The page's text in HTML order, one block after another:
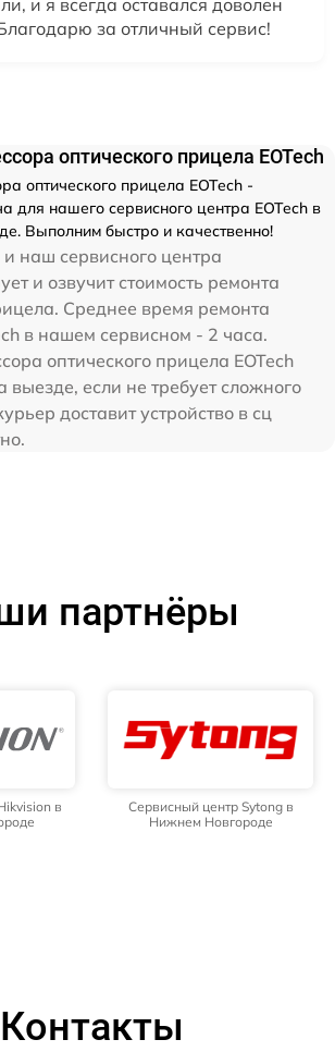
и я всегда оставался доволен
за отличный сервис!
оптического прицела EOTech
оптического прицела EOTech -
для нашего сервисного центра EOTech в
Выполним быстро и качественно!
наш сервисного центра
и озвучит стоимость ремонта
Среднее время ремонта
в нашем сервисном - 2 часа.
оптического прицела EOTech
выезде, если не требует сложного
доставит устройство в сц
партнёры
в
Сервисный центр Sytong в
Нижнем Новгороде
Контакты